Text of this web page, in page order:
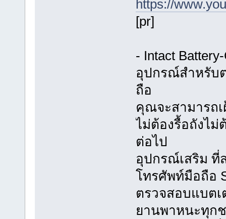
https://
[pr]
- Intact
อุปกรณ์สำหรับ
ถือ
คุณจะสามารถ
ไม่ต้องรื้อถังไม่
ต่อไป
อุปกรณ์เสริม ที่
โทรศัพท์มือถือ
ตรวจสอบแบตเ
ยานพาหนะทุก